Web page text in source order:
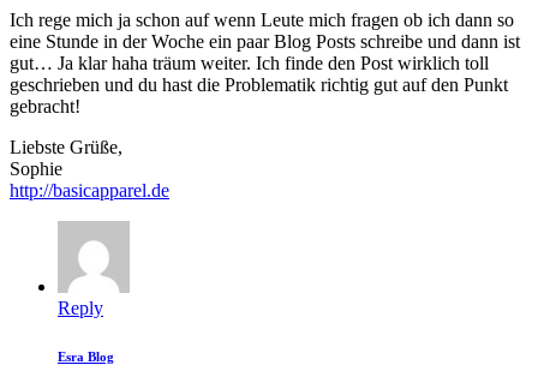
Ich rege mich ja schon auf wenn Leute mich fragen ob ich dann so
eine Stunde in der Woche ein paar Blog Posts schreibe und dann ist
gut… Ja klar haha träum weiter. Ich finde den Post wirklich toll
geschrieben und du hast die Problematik richtig gut auf den Punkt
gebracht!
Liebste Grüße,
Sophie
http://basicapparel.de
Reply
Esra Blog